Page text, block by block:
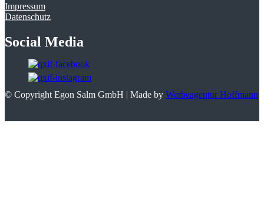
Impressum
Datenschutz
Social Media
© Copyright Egon Salm GmbH | Made by Werbeagentur Hoffmann